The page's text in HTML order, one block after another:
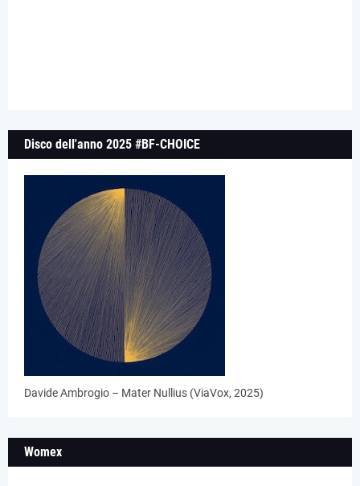
Disco dell'anno 2025 #BF-CHOICE
Davide Ambrogio – Mater Nullius (ViaVox, 2025)
Womex